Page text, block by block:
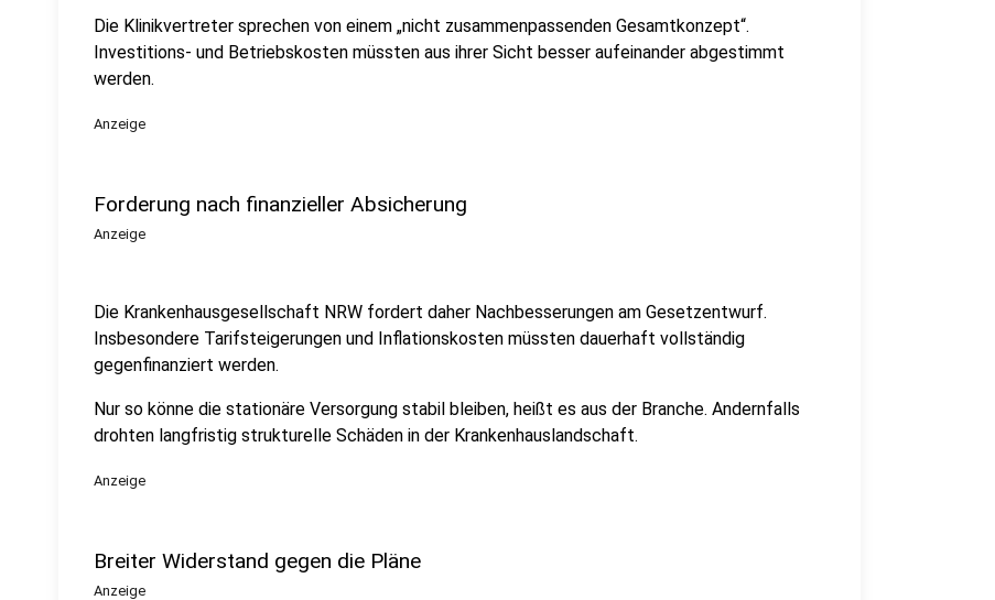
Die Klinikvertreter sprechen von einem „nicht zusammenpassenden Gesamtkonzept“.
Investitions- und Betriebskosten müssten aus ihrer Sicht besser aufeinander abgestimmt
werden.
Anzeige
Forderung nach finanzieller Absicherung
Anzeige
Die Krankenhausgesellschaft NRW fordert daher Nachbesserungen am Gesetzentwurf.
Insbesondere Tarifsteigerungen und Inflationskosten müssten dauerhaft vollständig
gegenfinanziert werden.
Nur so könne die stationäre Versorgung stabil bleiben, heißt es aus der Branche. Andernfalls
drohten langfristig strukturelle Schäden in der Krankenhauslandschaft.
Anzeige
Breiter Widerstand gegen die Pläne
Anzeige